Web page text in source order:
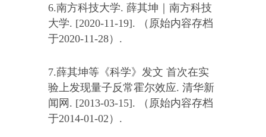
6.南方科技大学. 薛其坤｜南方科技
大学. [2020-11-19]. （原始内容存档
于2020-11-28）.
7.薛其坤等《科学》发文 首次在实
验上发现量子反常霍尔效应. 清华新
闻网. [2013-03-15]. （原始内容存档
于2014-01-02）.